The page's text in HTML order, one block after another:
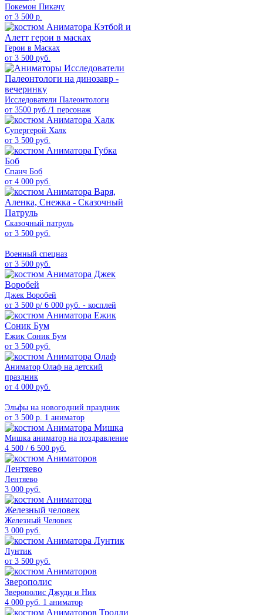
Покемон Пикачу
от 3 500 р.
Герои в Масках
от 3 500 руб.
Исследователи Палеонтологи
от 3500 руб./1 персонаж
Супергерой Халк
от 3 500 руб.
Спанч Боб
от 4 000 руб.
Сказочный патруль
от 3 500 руб.
Военный спецназ
от 3 500 руб.
Джек Воробей
от 3 500 р/ 6 000 руб. - косплей
Ежик Соник Бум
от 3 500 руб.
Аниматор Олаф на детский
праздник
от 4 000 руб.
Эльфы на новогодний праздник
от 3 500 р. 1 аниматор
Мишка аниматор на поздравление
4 500 / 6 500 руб.
Лентяево
3 000 руб.
Железный Человек
3 000 руб.
Лунтик
от 3 500 руб.
Зверополис Джуди и Ник
4 000 руб. 1 аниматор